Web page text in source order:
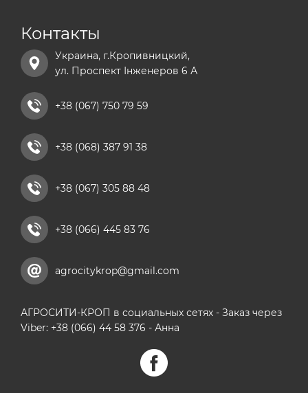
Контакты
Украина, г.Кропивницкий,
ул. Проспект Інженеров 6 А
+38 (067) 750 79 59
+38 (068) 387 91 38
+38 (067) 305 88 48
+38 (066) 445 83 76
agrocitykrop@gmail.com
АГРОСИТИ-КРОП в социальных сетях - Заказ через
Viber: +38 (066) 44 58 376 - Анна